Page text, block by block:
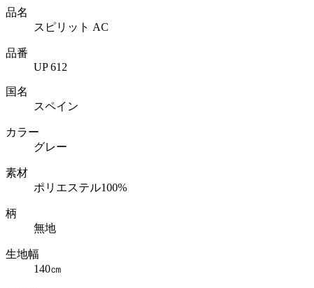
品名
スピリット AC
品番
UP 612
国名
スペイン
カラー
グレー
素材
ポリエステル100%
柄
無地
生地幅
140㎝